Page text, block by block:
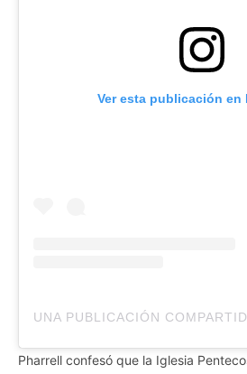
Ver esta publicación en
Pharrell confesó que la Iglesia